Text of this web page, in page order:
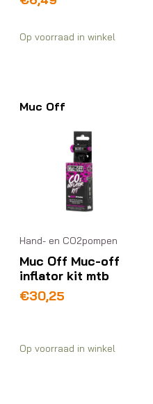
Op voorraad in winkel
Muc Off
Hand- en CO2pompen
Muc Off Muc-off
inflator kit mtb
€30,25
Op voorraad in winkel